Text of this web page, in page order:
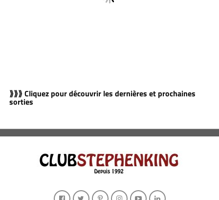
⟫⟫⟫ Cliquez pour découvrir les dernières et prochaines
sorties